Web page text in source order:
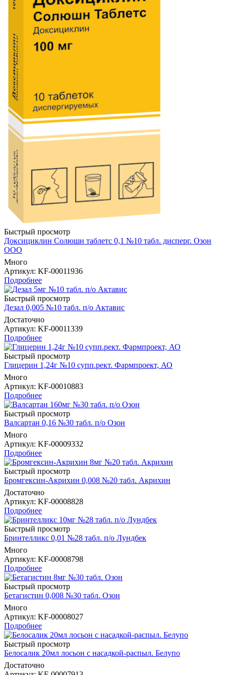
Быстрый просмотр
Доксициклин Солюшн таблетс 0,1 №10 табл. дисперг. Озон
ООО
Много
Артикул: KF-00011936
Подробнее
Быстрый просмотр
Дезал 0,005 №10 табл. п/о Актавис
Достаточно
Артикул: KF-00011339
Подробнее
Быстрый просмотр
Глицерин 1,24г №10 супп.рект. Фармпроект, АО
Много
Артикул: KF-00010883
Подробнее
Быстрый просмотр
Валсартан 0,16 №30 табл. п/о Озон
Много
Артикул: KF-00009332
Подробнее
Быстрый просмотр
Бромгексин-Акрихин 0,008 №20 табл. Акрихин
Достаточно
Артикул: KF-00008828
Подробнее
Быстрый просмотр
Бринтелликс 0,01 №28 табл. п/о Лундбек
Много
Артикул: KF-00008798
Подробнее
Быстрый просмотр
Бетагистин 0,008 №30 табл. Озон
Много
Артикул: KF-00008027
Подробнее
Быстрый просмотр
Белосалик 20мл лосьон с насадкой-распыл. Белупо
Достаточно